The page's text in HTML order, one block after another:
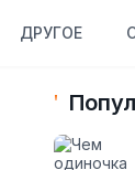
ДРУГОЕ